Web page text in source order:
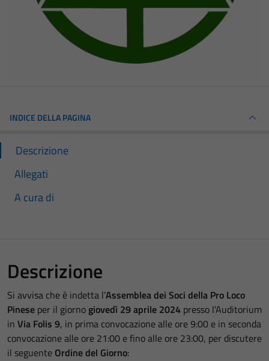
INDICE DELLA PAGINA
Descrizione
Allegati
A cura di
Descrizione
Si avvisa che è indetta l’Assemblea dei Soci della Pro Loco
Pinese per il giorno giovedì 29 aprile 2024 presso l'Auditorium
in Via Folis 9, in prima convocazione alle ore 9:00 e in seconda
convocazione alle ore 21:00 e fino alle ore 23:00, per discutere
il seguente Ordine del Giorno: